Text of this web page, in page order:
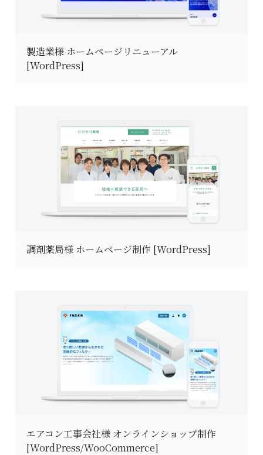
製造業様 ホームページリニューアル
[WordPress]
調剤薬局様 ホームページ制作 [WordPress]
エアコン工事会社様 オンラインショップ制作
[WordPress/WooCommerce]